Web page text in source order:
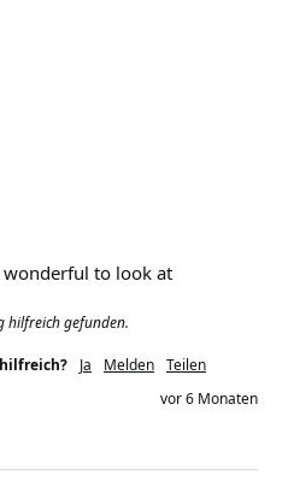
wonderful to look at
hilfreich gefunden.
Ja Melden Teilen
vor 6 Monaten